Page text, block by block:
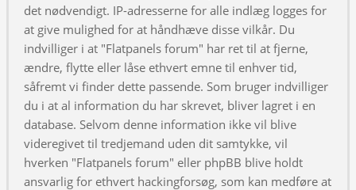
det nødvendigt. IP-adresserne for alle indlæg logges for
at give mulighed for at håndhæve disse vilkår. Du
indvilliger i at "Flatpanels forum" har ret til at fjerne,
ændre, flytte eller låse ethvert emne til enhver tid,
såfremt vi finder dette passende. Som bruger indvilliger
du i at al information du har skrevet, bliver lagret i en
database. Selvom denne information ikke vil blive
videregivet til tredjemand uden dit samtykke, vil
hverken "Flatpanels forum" eller phpBB blive holdt
ansvarlig for ethvert hackingforsøg, som kan medføre at